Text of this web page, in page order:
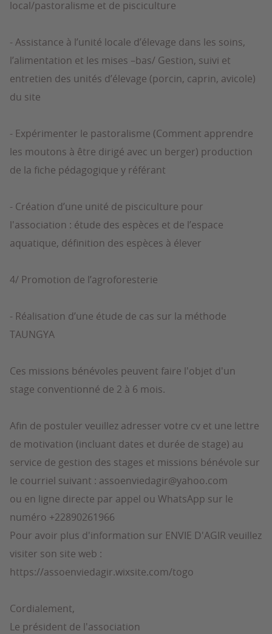
local/pastoralisme et de pisciculture
- Assistance à l’unité locale d’élevage dans les soins,
l’alimentation et les mises –bas/ Gestion, suivi et
entretien des unités d’élevage (porcin, caprin, avicole)
du site
- Expérimenter le pastoralisme (Comment apprendre
les moutons à être dirigé avec un berger) production
de la fiche pédagogique y référant
- Création d’une unité de pisciculture pour
l'association : étude des espèces et de l’espace
aquatique, définition des espèces à élever
4/ Promotion de l’agroforesterie
- Réalisation d’une étude de cas sur la méthode
TAUNGYA
Ces missions bénévoles peuvent faire l'objet d'un
stage conventionné de 2 à 6 mois.
Afin de postuler veuillez adresser votre cv et une lettre
de motivation (incluant dates et durée de stage) au
service de gestion des stages et missions bénévole sur
le courriel suivant : assoenviedagir@yahoo.com
ou en ligne directe par appel ou WhatsApp sur le
numéro +22890261966
Pour avoir plus d'information sur ENVIE D'AGIR veuillez
visiter son site web :
https://assoenviedagir.wixsite.com/togo
Cordialement,
Le président de l'association